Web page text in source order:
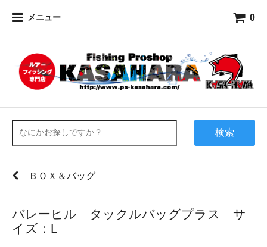
メニュー 0
検索
ＢＯＸ＆バッグ
バレーヒル タックルバッグプラス サ
イズ：L